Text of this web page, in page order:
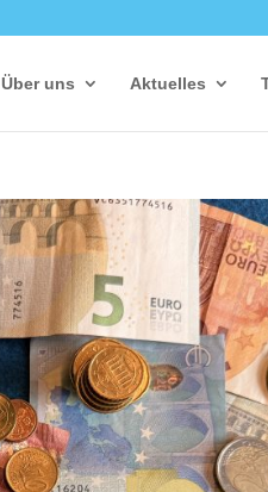
Über uns Aktuelles